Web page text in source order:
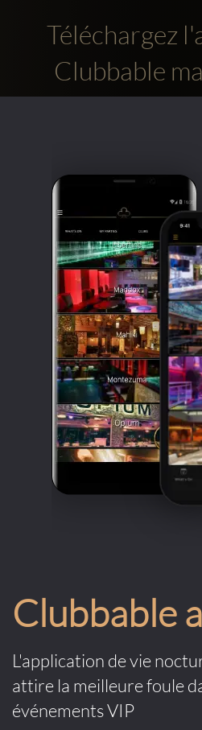
Téléchargez
Clubbable
Clubbable
L'application de vie
attire la meilleure foule
événements VIP